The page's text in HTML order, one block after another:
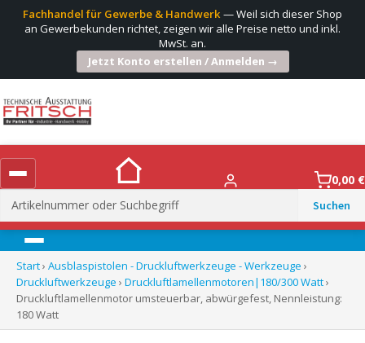
Fachhandel für Gewerbe & Handwerk— Weil sich dieser Shop
an Gewerbekunden richtet, zeigen wir alle Preise netto und inkl.
MwSt. an.
Jetzt Konto erstellen / Anmelden →
Suchen
nach:
0,00 €
Menü
Start› Ausblaspistolen - Druckluftwerkzeuge - Werkzeuge ›
Druckluftwerkzeuge › Druckluftlamellenmotoren|180/300 Watt›
Druckluftlamellenmotor umsteuerbar, abwürgefest, Nennleistung:
180 Watt